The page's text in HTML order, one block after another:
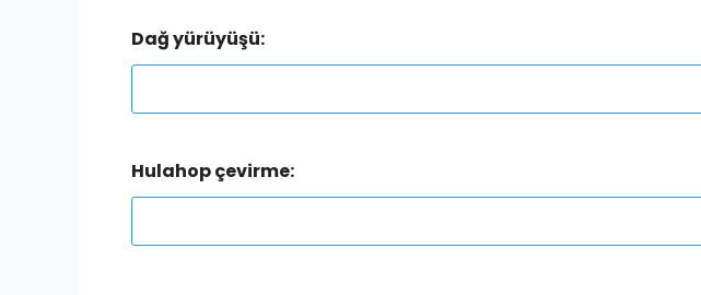
Dağ yürüyüşü:
Hulahop çevirme: